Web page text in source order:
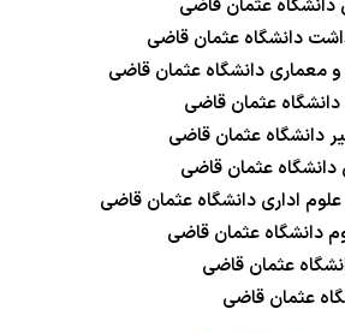
دانشگاه عثمان قاضی
دانشگاه عثمان قاضی
معماری دانشگاه عثمان قاضی
عثمان قاضی
دانشگاه عثمان قاضی
عثمان قاضی
اداری دانشگاه عثمان قاضی
دانشگاه عثمان قاضی
عثمان قاضی
عثمان قاضی